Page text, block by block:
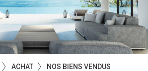
ACHAT
NOS BIENS VENDUS